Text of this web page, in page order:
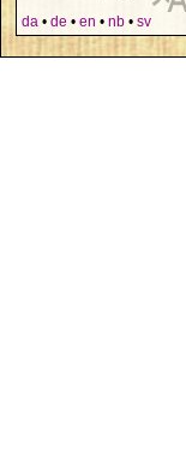
da • de • en • nb • sv